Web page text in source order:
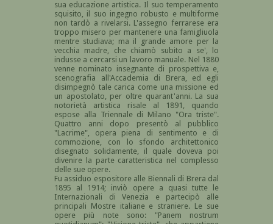
sua educazione artistica. Il suo temperamento
squisito, il suo ingegno robusto e multiforme
non tardò a rivelarsi. L'assegno ferrarese era
troppo misero per mantenere una famigliuola
mentre studiava; ma il grande amore per la
vecchia madre, che chiamò subito a se', lo
indusse a cercarsi un lavoro manuale. Nel 1880
venne nominato insegnante di prospettiva e,
scenografia all'Accademia di Brera, ed egli
disimpegnò tale carica come una missione ed
un apostolato, per oltre quarant'anni. La sua
notorietà artistica risale al 1891, quando
espose alla Triennale di Milano "Ora triste".
Quattro anni dopo presentò al pubblico
"Lacrime", opera piena di sentimento e di
commozione, con lo sfondo architettonico
disegnato solidamente, il quale doveva poi
divenire la parte caratteristica nel complesso
delle sue opere.
Fu assiduo espositore alle Biennali di Brera dal
1895 al 1914; inviò opere a quasi tutte le
Internazionali di Venezia e partecipò alle
principali Mostre italiane e straniere. Le sue
opere più note sono: "Panem nostrum